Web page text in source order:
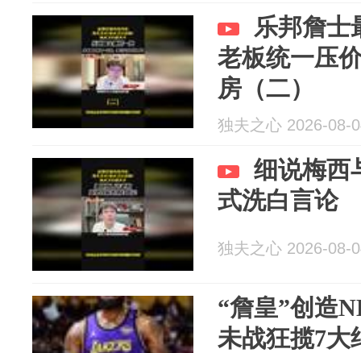
乐邦詹士
老板统一压
房（二）
独夫之心 2026-08-
细说梅西
式洗白言论
独夫之心 2026-08-
“詹皇”创造
未战狂揽7大